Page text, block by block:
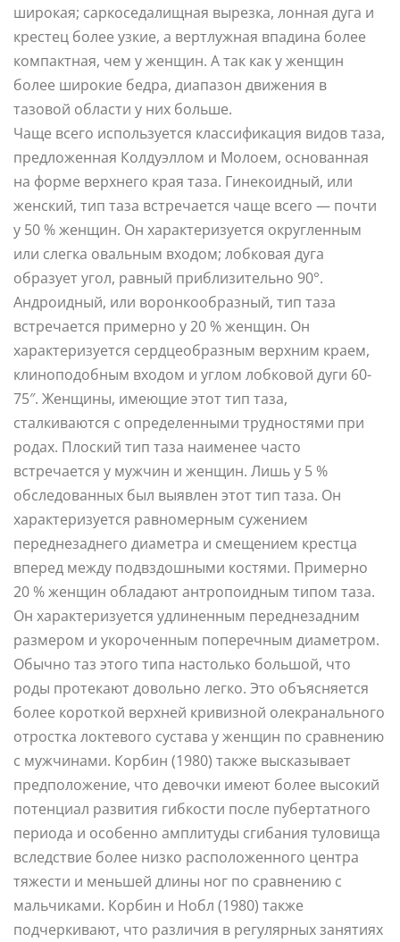
широкая; саркоседалищная вырезка, лонная дуга и
крестец более узкие, а вертлужная впадина более
компактная, чем у женщин. А так как у женщин
более широкие бедра, диапазон движения в
тазовой области у них больше.
Чаще всего используется классификация видов таза,
предложенная Колдуэллом и Молоем, основанная
на форме верхнего края таза. Гинекоидный, или
женский, тип таза встречается чаще всего — почти
у 50 % женщин. Он характеризуется округленным
или слегка овальным входом; лобковая дуга
образует угол, равный приблизительно 90°.
Андроидный, или воронкообразный, тип таза
встречается примерно у 20 % женщин. Он
характеризуется сердцеобразным верхним краем,
клиноподобным входом и углом лобковой дуги 60-
75″. Женщины, имеющие этот тип таза,
сталкиваются с определенными трудностями при
родах. Плоский тип таза наименее часто
встречается у мужчин и женщин. Лишь у 5 %
обследованных был выявлен этот тип таза. Он
характеризуется равномерным сужением
переднезаднего диаметра и смещением крестца
вперед между подвздошными костями. Примерно
20 % женщин обладают антропоидным типом таза.
Он характеризуется удлиненным переднезадним
размером и укороченным поперечным диаметром.
Обычно таз этого типа настолько большой, что
роды протекают довольно легко. Это объясняется
более короткой верхней кривизной олекранального
отростка локтевого сустава у женщин по сравнению
с мужчинами. Корбин (1980) также высказывает
предположение, что девочки имеют более высокий
потенциал развития гибкости после пубертатного
периода и особенно амплитуды сгибания туловища
вследствие более низко расположенного центра
тяжести и меньшей длины ног по сравнению с
мальчиками. Корбин и Нобл (1980) также
подчеркивают, что различия в регулярных занятиях